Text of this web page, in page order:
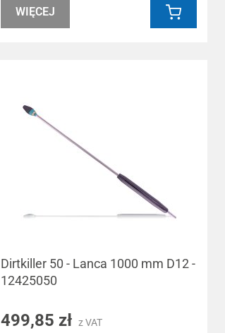
WIĘCEJ
Dirtkiller 50 - Lanca 1000 mm D12 -
12425050
499,85 zł z VAT